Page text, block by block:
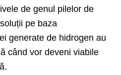
de genul pilelor de
pe baza
generate de hidrogen au
când vor deveni viabile